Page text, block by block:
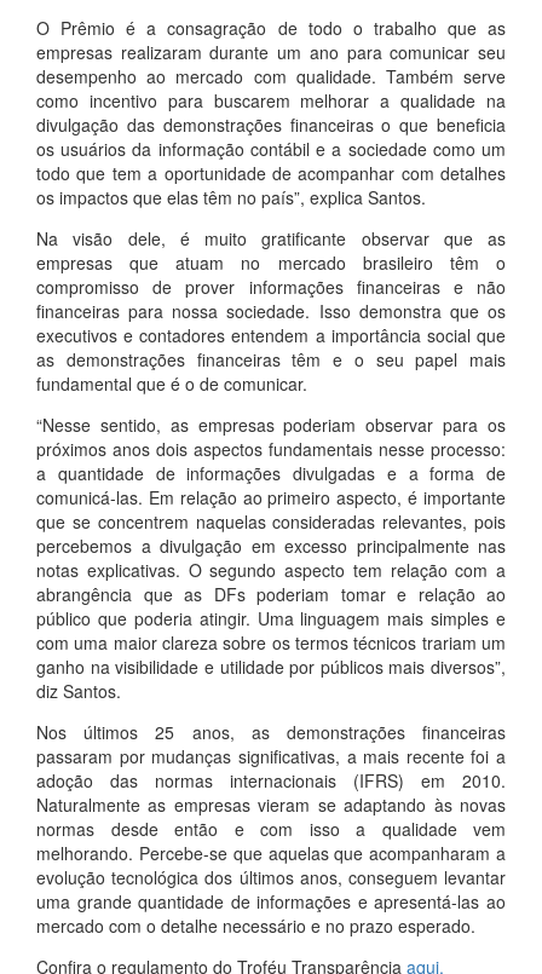
O Prêmio é a consagração de todo o trabalho que as
empresas realizaram durante um ano para comunicar seu
desempenho ao mercado com qualidade. Também serve
como incentivo para buscarem melhorar a qualidade na
divulgação das demonstrações financeiras o que beneficia
os usuários da informação contábil e a sociedade como um
todo que tem a oportunidade de acompanhar com detalhes
os impactos que elas têm no país”, explica Santos.
Na visão dele, é muito gratificante observar que as
empresas que atuam no mercado brasileiro têm o
compromisso de prover informações financeiras e não
financeiras para nossa sociedade. Isso demonstra que os
executivos e contadores entendem a importância social que
as demonstrações financeiras têm e o seu papel mais
fundamental que é o de comunicar.
“Nesse sentido, as empresas poderiam observar para os
próximos anos dois aspectos fundamentais nesse processo:
a quantidade de informações divulgadas e a forma de
comunicá-las. Em relação ao primeiro aspecto, é importante
que se concentrem naquelas consideradas relevantes, pois
percebemos a divulgação em excesso principalmente nas
notas explicativas. O segundo aspecto tem relação com a
abrangência que as DFs poderiam tomar e relação ao
público que poderia atingir. Uma linguagem mais simples e
com uma maior clareza sobre os termos técnicos trariam um
ganho na visibilidade e utilidade por públicos mais diversos”,
diz Santos.
Nos últimos 25 anos, as demonstrações financeiras
passaram por mudanças significativas, a mais recente foi a
adoção das normas internacionais (IFRS) em 2010.
Naturalmente as empresas vieram se adaptando às novas
normas desde então e com isso a qualidade vem
melhorando. Percebe-se que aquelas que acompanharam a
evolução tecnológica dos últimos anos, conseguem levantar
uma grande quantidade de informações e apresentá-las ao
mercado com o detalhe necessário e no prazo esperado.
Confira o regulamento do Troféu Transparência aqui.